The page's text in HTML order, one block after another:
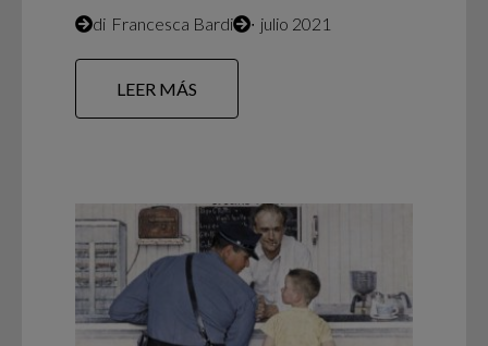
di Francesca Bardi ∙ julio 2021
LEER MÁS